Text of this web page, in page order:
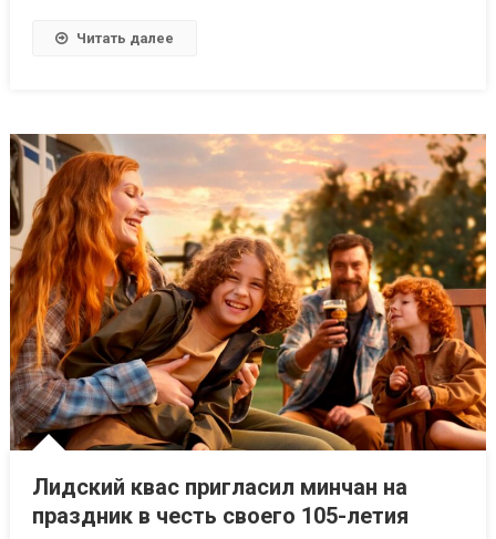
Читать далее
Лидский квас пригласил минчан на
праздник в честь своего 105-летия